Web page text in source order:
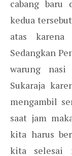
cabang baru
kedua
atas karena
Sedangkan
warung
Sukaraja
mengambil
saat jam
kita harus
kita selesai